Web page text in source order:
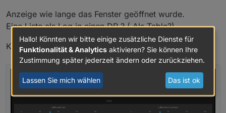
Anzeige wie lange das Fenster geöffnet wurde.
Eine Liste als Log in einen DP ? ( Als Table?)
Kennst du das Raumklima Skript?
Hallo! Könnten wir bitte einige zusätzliche Dienste für
Funktionalität & Analytics aktivieren? Sie können Ihre
Zustimmung später jederzeit ändern oder zurückziehen.
Lassen Sie mich wählen Das ist ok